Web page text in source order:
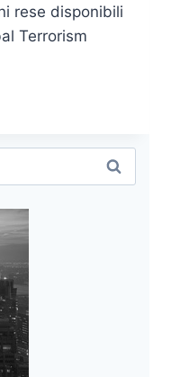
rese disponibili
Terrorism